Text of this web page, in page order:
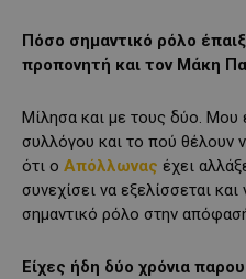
Πόσο σημαντικό ρόλο
προπονητή και τον Μάκη
Μίλησα και με τους δύο. Μου
συλλόγου και το πού θέλουν
ότι ο Απόλλωνας έχει
συνεχίσει να εξελίσσεται
σημαντικό ρόλο στην
Είχες ήδη δύο χρόνια